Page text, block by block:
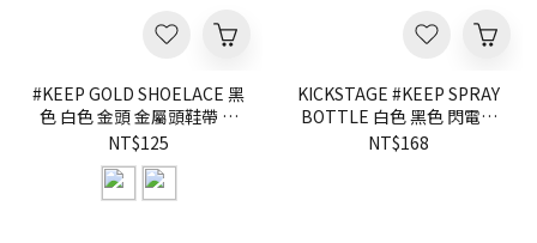
#KEEP GOLD SHOELACE 黑
色 白色 金頭 金屬頭鞋帶 扁
平鞋帶 120CM
AF1【KS95】
NT$125
KICKSTAGE #KEEP SPRAY
BOTTLE 白色 黑色 閃電微
笑 攜帶式卡片噴霧瓶 隨身酒
NT$168